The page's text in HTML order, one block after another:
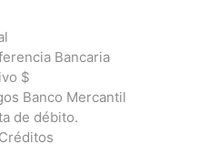
Bancaria
$
Banco Mercantil
débito.